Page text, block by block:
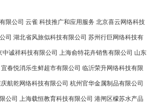
限公司 云雀 科技推广和应用服务 北京喜云网络科技
司 湖北省风旅似科技有限公司 苏州行巨网络科技有
中诚祥科技有限公司 上海俞特花卉销售有限公司 山东
宜春悦消乐生鲜超市有限公司 临沂荣升网络科技有限
航乾网络科技有限公司 杭州官华金属制品有限公司
公司 上海载恒教育科技有限公司 港闸区檬苏水产品